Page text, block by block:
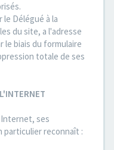
Délégué à la
du site, a l'adresse
le biais du formulaire
totale de ses
ses
particulier reconnaît :